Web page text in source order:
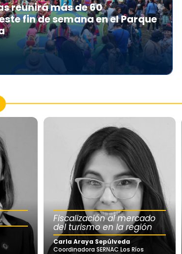
reunirá más de 60
fin de semana en el Parque
Fiscalización al mercado
del turismo en la región
Carla Araya Sepúlveda
Coordinadora SERNAC Los Ríos